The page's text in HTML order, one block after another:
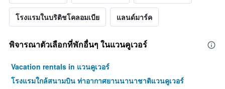
โรงแรมในบริติชโคลอมเบีย แลนด์มาร์ค
พิจารณาตัวเลือกที่พักอื่นๆ ในแวนคูเวอร์
Vacation rentals in แวนคูเวอร์
โรงแรมใกล้สนามบิน ท่าอากาศยานนานาชาติแวนคูเวอร์